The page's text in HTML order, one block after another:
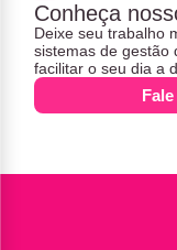
Conheça
Deixe seu trabalho
sistemas de gestão
facilitar o seu dia a